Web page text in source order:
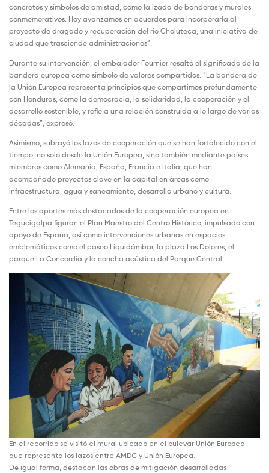
concretos y símbolos de amistad, como la izada de banderas y murales
conmemorativos. Hoy avanzamos en acuerdos para incorporarla al
proyecto de dragado y recuperación del río Choluteca, una iniciativa de
ciudad que trasciende administraciones”.
Durante su intervención, el embajador Fournier resaltó el significado de la
bandera europea como símbolo de valores compartidos. “La bandera de
la Unión Europea representa principios que compartimos profundamente
con Honduras, como la democracia, la solidaridad, la cooperación y el
desarrollo sostenible, y refleja una relación construida a lo largo de varias
décadas”, expresó.
Asimismo, subrayó los lazos de cooperación que se han fortalecido con el
tiempo, no solo desde la Unión Europea, sino también mediante países
miembros como Alemania, España, Francia e Italia, que han
acompañado proyectos clave en la capital en áreas como
infraestructura, agua y saneamiento, desarrollo urbano y cultura.
Entre los aportes más destacados de la cooperación europea en
Tegucigalpa figuran el Plan Maestro del Centro Histórico, impulsado con
apoyo de España, así como intervenciones urbanas en espacios
emblemáticos como el paseo Liquidámbar, la plaza Los Dolores, el
parque La Concordia y la concha acústica del Parque Central.
En el recorrido se visitó el mural ubicado en el bulevar Unión Europea
que representa los lazos entre AMDC y Unión Europea.
De igual forma, destacan las obras de mitigación desarrolladas